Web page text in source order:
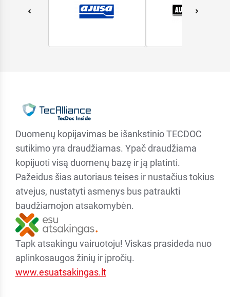
Duomenų kopijavimas be išankstinio TECDOC
sutikimo yra draudžiamas. Ypač draudžiama
kopijuoti visą duomenų bazę ir ją platinti.
Pažeidus šias autoriaus teises ir nustačius tokius
atvejus, nustatyti asmenys bus patraukti
baudžiamojon atsakomybėn.
Tapk atsakingu vairuotoju! Viskas prasideda nuo
aplinkosaugos žinių ir įpročių.
www.esuatsakingas.lt